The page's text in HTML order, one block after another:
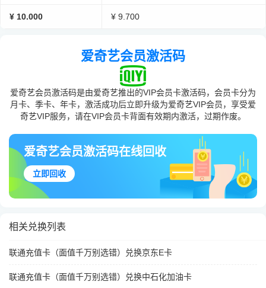
¥ 10.000 ¥ 9.700
爱奇艺会员激活码
爱奇艺会员激活码是由爱奇艺推出的VIP会员卡激活码，会员卡分为
月卡、季卡、年卡，激活成功后立即升级为爱奇艺VIP会员，享受爱
奇艺VIP服务，请在VIP会员卡背面有效期内激活，过期作废。
爱奇艺会员激活码在线回收
立即回收
相关兑换列表
联通充值卡（面值千万别选错）兑换京东E卡
联通充值卡（面值千万别选错）兑换中石化加油卡